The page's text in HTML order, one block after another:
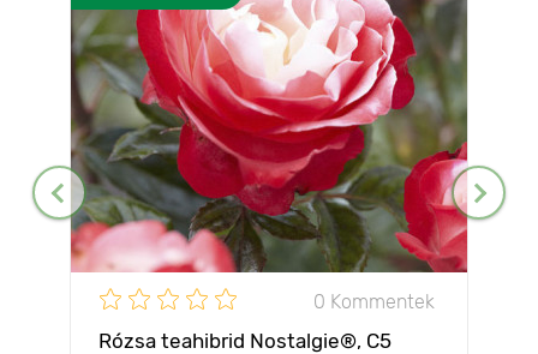
0 Kommentek
Rózsa teahibrid Nostalgie®, C5